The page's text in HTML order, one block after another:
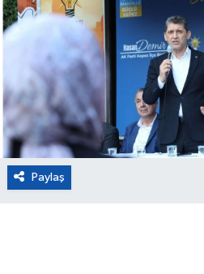
Paylaş
Sağlık
Magazin
Turizm
Çevre